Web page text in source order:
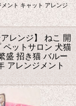
ント キャット アレンジ
レンジ】 ねこ 開
ペットサロン 犬猫
盛 招き猫 バルー
アレンジメント